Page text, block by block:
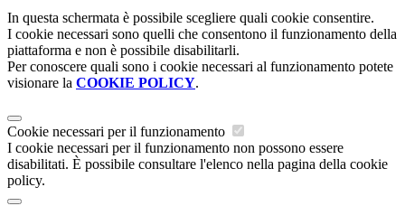
In questa schermata è possibile scegliere quali cookie consentire.
I cookie necessari sono quelli che consentono il funzionamento della
piattaforma e non è possibile disabilitarli.
Per conoscere quali sono i cookie necessari al funzionamento potete
visionare la COOKIE POLICY.
Cookie necessari per il funzionamento
I cookie necessari per il funzionamento non possono essere
disabilitati. È possibile consultare l'elenco nella pagina della cookie
policy.